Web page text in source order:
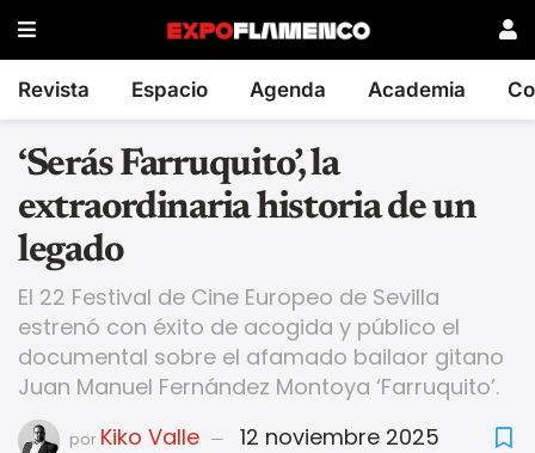
Revista Espacio Agenda Academia
‘Serás Farruquito’, la
extraordinaria historia de un
legado
El 22 Festival de Cine Europeo de Sevilla
estrenó con éxito de acogida y público el
documental sobre el afamado bailaor gitano
Juan Manuel Fernández Montoya ‘Farruquito’.
por Kiko Valle 12 noviembre 2025